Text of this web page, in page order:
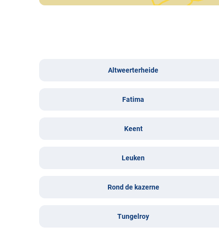
Altweerterheide
Fatima
Keent
Leuken
Rond de kazerne
Tungelroy